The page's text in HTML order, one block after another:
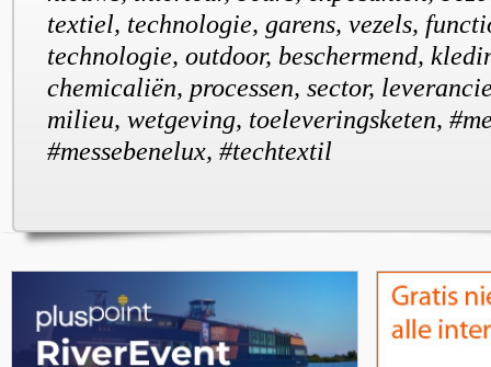
textiel, technologie, garens, vezels,
technologie, outdoor, beschermend,
chemicaliën, processen, sector,
milieu, wetgeving, toeleveringsketen,
#messebenelux, #techtextil